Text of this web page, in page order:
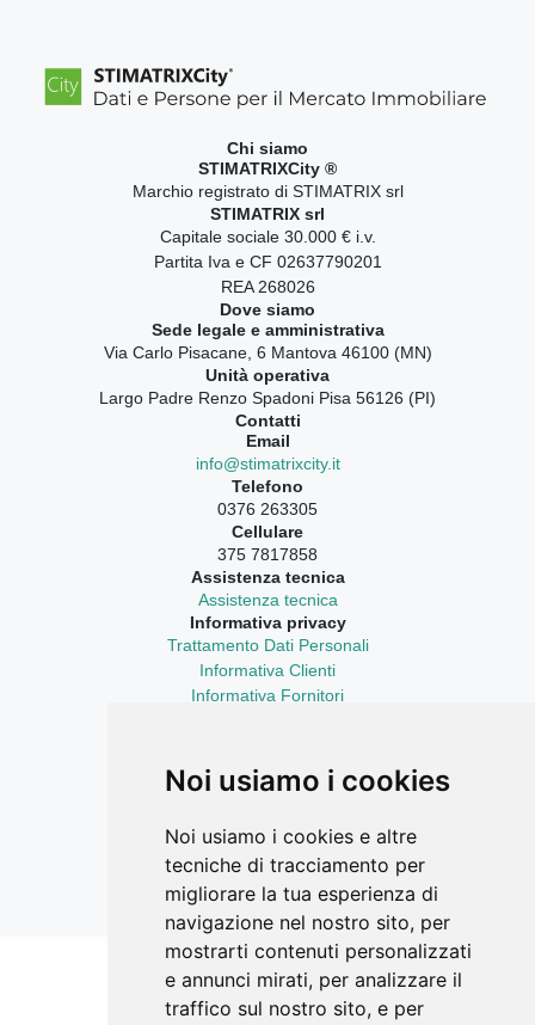
Noi usiamo i cookies
Noi usiamo i cookies e altre
tecniche di tracciamento per
migliorare la tua esperienza di
navigazione nel nostro sito, per
mostrarti contenuti personalizzati
e annunci mirati, per analizzare il
traffico sul nostro sito, e per
Chi siamo
STIMATRIXCity ®
Marchio registrato di STIMATRIX srl
STIMATRIX srl
Capitale sociale 30.000 € i.v.
Partita Iva e CF 02637790201
REA 268026
Dove siamo
Sede legale e amministrativa
Via Carlo Pisacane, 6 Mantova 46100 (MN)
Unità operativa
Largo Padre Renzo Spadoni Pisa 56126 (PI)
Contatti
Email
info@stimatrixcity.it
Telefono
0376 263305
Cellulare
375 7817858
Assistenza tecnica
Assistenza tecnica
Informativa privacy
Trattamento Dati Personali
Informativa Clienti
Informativa Fornitori
LinkedIn
Facebook Ricerca Compravendite
Instagram
YouTube
Siti correlati